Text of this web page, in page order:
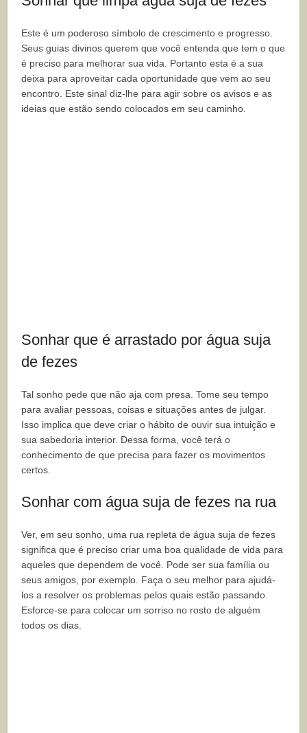
Este é um poderoso símbolo de crescimento e progresso.
Seus guias divinos querem que você entenda que tem o que
é preciso para melhorar sua vida. Portanto esta é a sua
deixa para aproveitar cada oportunidade que vem ao seu
encontro. Este sinal diz-lhe para agir sobre os avisos e as
ideias que estão sendo colocados em seu caminho.
Sonhar que é arrastado por água suja
de fezes
Tal sonho pede que não aja com presa. Tome seu tempo
para avaliar pessoas, coisas e situações antes de julgar.
Isso implica que deve criar o hábito de ouvir sua intuição e
sua sabedoria interior. Dessa forma, você terá o
conhecimento de que precisa para fazer os movimentos
certos.
Sonhar com água suja de fezes na rua
Ver, em seu sonho, uma rua repleta de água suja de fezes
significa que é preciso criar uma boa qualidade de vida para
aqueles que dependem de você. Pode ser sua família ou
seus amigos, por exemplo. Faça o seu melhor para ajudá-
los a resolver os problemas pelos quais estão passando.
Esforce-se para colocar um sorriso no rosto de alguém
todos os dias.